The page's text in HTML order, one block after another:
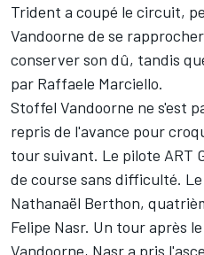
Trident a coupé le circuit,
Vandoorne de se
conserver son dû, tandis
par Raffaele Marciello.
Stoffel Vandoorne ne s'est
repris de l'avance pour
tour suivant. Le pilote ART
de course sans difficulté.
Nathanaël Berthon,
Felipe Nasr. Un tour après
Vandoorne, Nasr a pris